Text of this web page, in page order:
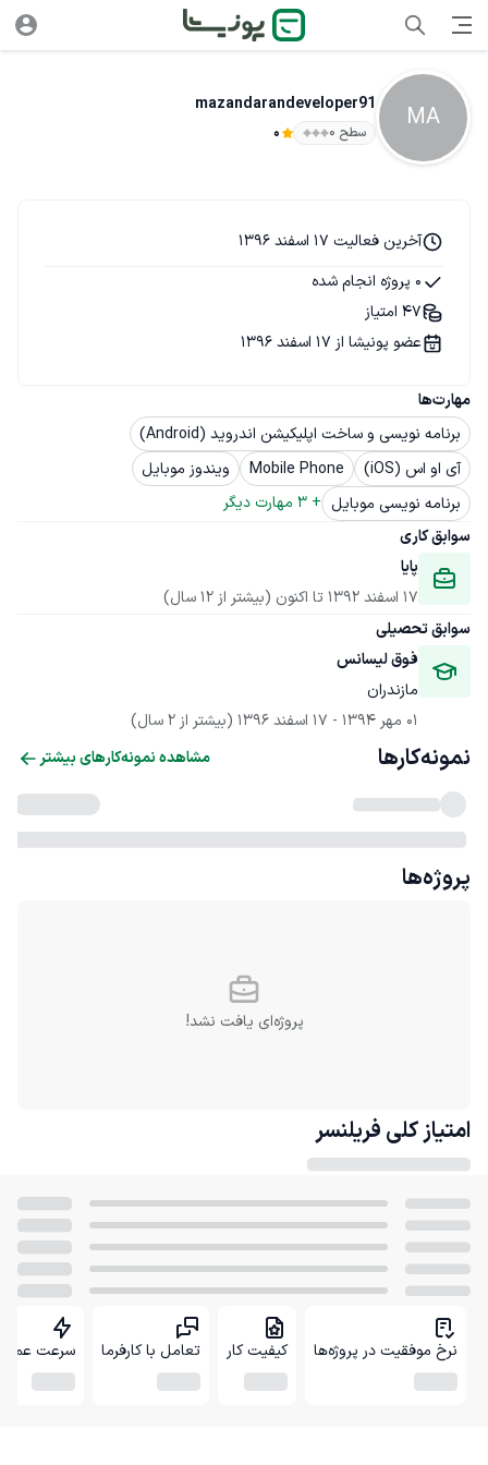
MA
mazandarandeveloper91
سطح ۰ 0
مهارت‌ها
برنامه نویسی و ساخت اپلیکیشن اندروید (Android)
آی او اس (iOS)
Mobile Phone
ویندوز موبایل
برنامه نویسی موبایل +
3 مهارت دیگر
سوابق کاری
پایا
17 اسفند 1392
تا اکنون (بیشتر از 12 سال)
سوابق تحصیلی
فوق لیسانس
مازندران
01 مهر 1394
- 17 اسفند 1396 (بیشتر از 2 سال)
آخرین فعالیت 17 اسفند 1396
0 پروژه انجام شده
47 امتیاز
عضو پونیشا از 17 اسفند 1396
نمونه‌کارها مشاهده نمونه‌کارهای بیشتر
پروژه‌ها
پروژه‌ای یافت نشد!
امتیاز کلی فریلنسر
نرخ موفقیت در پروژه‌ها کیفیت کار تعامل با کارفرما سرعت عمل